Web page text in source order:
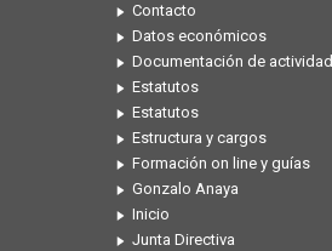
Contacto
Datos económicos
Documentación de actividad
Estatutos
Estatutos
Estructura y cargos
Formación on line y guías
Gonzalo Anaya
Inicio
Junta Directiva